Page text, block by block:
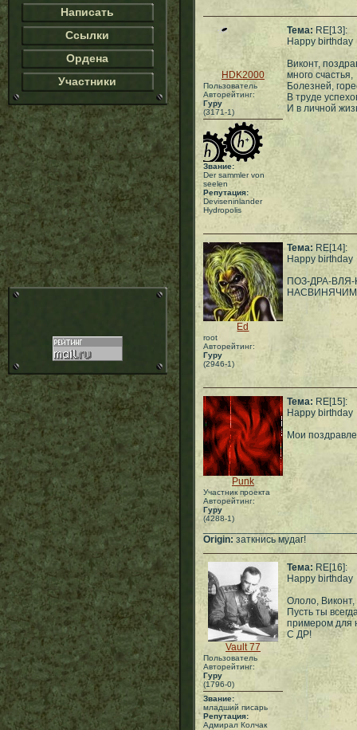
Написать
Ссылки
Ордена
Участники
HDK2000
Пользователь
Авторейтинг:
Гуру
(3171-1)
Звание:
Der sammler von
seelen
Репутация:
Deviseninlander
Hydropolis
Тема: RE[13]:
Happy birthday
Виконт,
много счастья,
Болезней,
В труде
И в личной
Ed
root
Авторейтинг:
Гуру
(2946-1)
Тема: RE[14]:
Happy birthday
ПОЗ-ДРА-ВЛЯ-
Punk
Участник проекта
Авторейтинг:
Гуру
(4288-1)
Тема: RE[15]:
Happy birthday
Мои
Origin: заткнись мудаг!
Vault 77
Пользователь
Авторейтинг:
Гуру
(1796-0)
Звание:
младший писарь
Репутация:
Адмирал Колчак
Тема: RE[16]:
Happy birthday
Ололо,
Пусть ты
примером для
С ДР!